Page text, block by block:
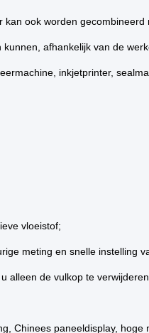
ook worden gecombineerd
afhankelijk van de
inkjetprinter,
vloeistof;
meting en snelle instelling
alleen de vulkop te
Chinees paneeldisplay, hoge